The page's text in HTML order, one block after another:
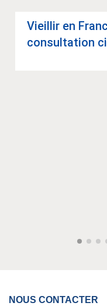
Vieillir en
consul­ta­tion
NOUS CONTACTER